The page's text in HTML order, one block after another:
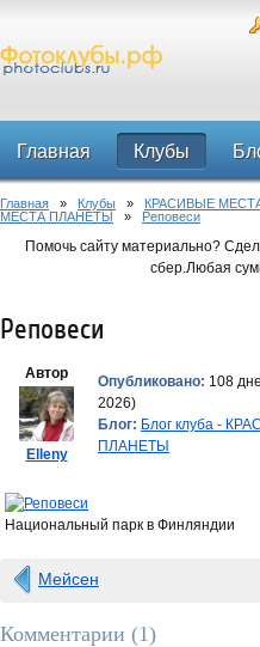
Главная Клубы
Форум
Главная » Клубы » КРАСИВЫЕ
МЕСТА ПЛАНЕТЫ » Реповеси
Помочь сайту материально?
сбер.Любая
Реповеси
Автор
Elleny
Опубликовано: 108
2026)
Блог: Блог клуба -
ПЛАНЕТЫ
Национальный парк в Финляндии
Мейсен
Комментарии (1)